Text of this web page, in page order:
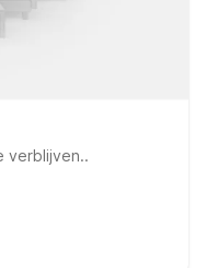
verblijven..